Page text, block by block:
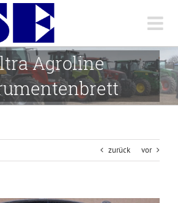
Agroline
zurück vor